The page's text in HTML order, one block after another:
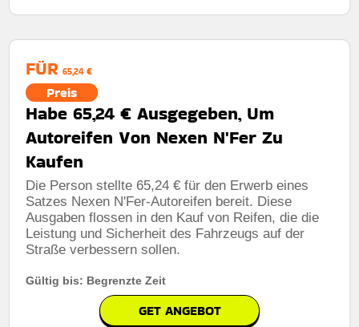
FÜR 65,24 €
Preis
Habe 65,24 € Ausgegeben, Um
Autoreifen Von Nexen N'Fer Zu
Kaufen
Die Person stellte 65,24 € für den Erwerb eines
Satzes Nexen N'Fer-Autoreifen bereit. Diese
Ausgaben flossen in den Kauf von Reifen, die die
Leistung und Sicherheit des Fahrzeugs auf der
Straße verbessern sollen.
Gültig bis: Begrenzte Zeit
GET ANGEBOT